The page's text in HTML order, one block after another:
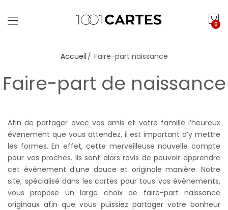
0
Accueil Faire-part naissance
Faire-part de naissance
Afin de partager avec vos amis et votre famille l’heureux
évènement que vous attendez, il est important d’y mettre
les formes. En effet, cette merveilleuse nouvelle compte
pour vos proches. Ils sont alors ravis de pouvoir apprendre
cet évènement d’une douce et originale manière. Notre
site, spécialisé dans les cartes pour tous vos évènements,
vous propose un large choix de faire-part naissance
originaux afin que vous puissiez partager votre bonheur